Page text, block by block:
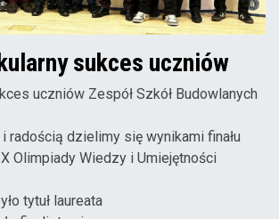
sukces uczniów
uczniów Zespół Szkół Budowlanych
radością dzielimy się wynikami finału
Olimpiady Wiedzy i Umiejętności
tytuł laureata